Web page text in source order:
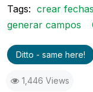
Tags: crear fechas
generar campos
Ditto - same here!
1,446 Views